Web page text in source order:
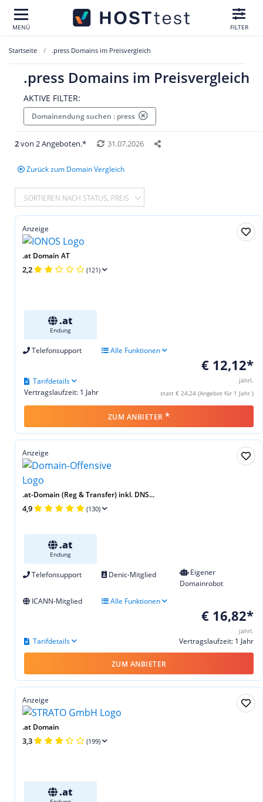
MENÜ FILTER
Startseite .press Domains im Preisvergleich
.press Domains im Preisvergleich
AKTIVE FILTER:
Domainendung suchen : press
2von 2 Angeboten.* 31.07.2026
Zurück zum Domain Vergleich
SORTIEREN NACH STATUS, PREIS
Anzeige
.at Domain AT
2,2 (121)
.at
Endung
Telefonsupport Alle Funktionen
€ 12,12*
jährl.
statt € 24,24 (Angebot für 1 Jahr )
Vertragslaufzeit: 1 Jahr
Tarifdetails
ZUM ANBIETER *
Anzeige
.at-Domain (Reg & Transfer) inkl. DNS...
4,9 (130)
.at
Endung
Telefonsupport Denic-Mitglied
Eigener
Domainrobot
ICANN-Mitglied
Alle Funktionen
€ 16,82*
jährl.
Vertragslaufzeit: 1 Jahr
Tarifdetails
ZUM ANBIETER
Anzeige
.at Domain
3,3 (199)
.at